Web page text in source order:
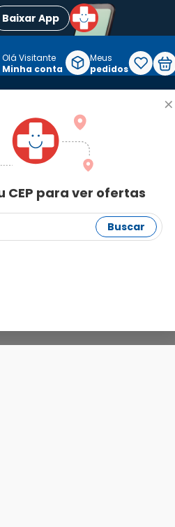
Baixar App
+
CEP para ver ofertas
Buscar
Olá Visitante
Minha conta
Meus
pedidos
ordenar por